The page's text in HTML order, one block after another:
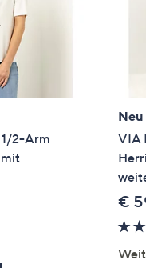
2-Arm
mit
Neu
VIA
€